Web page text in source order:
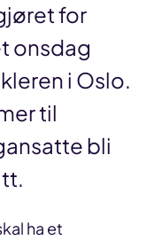
for
onsdag
i Oslo.
til
bli
ha et